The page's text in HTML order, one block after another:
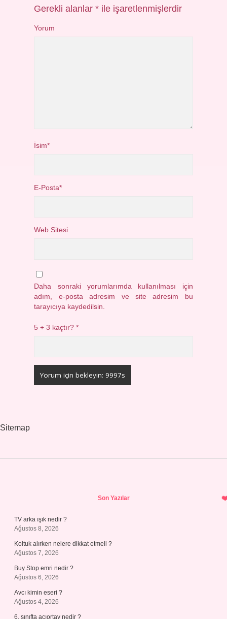
Gerekli alanlar* ile işaretlenmişlerdir
Yorum
İsim*
E-Posta*
Web Sitesi
Daha sonraki yorumlarımda kullanılması için
adım, e-posta adresim ve site adresim bu
tarayıcıya kaydedilsin.
5 + 3 kaçtır?*
Sitemap
Son Yazılar
TV arka ışık nedir ?
Ağustos 8, 2026
Koltuk alırken nelere dikkat etmeli ?
Ağustos 7, 2026
Buy Stop emri nedir ?
Ağustos 6, 2026
Avcı kimin eseri ?
Ağustos 4, 2026
6. sınıfta açıortay nedir ?